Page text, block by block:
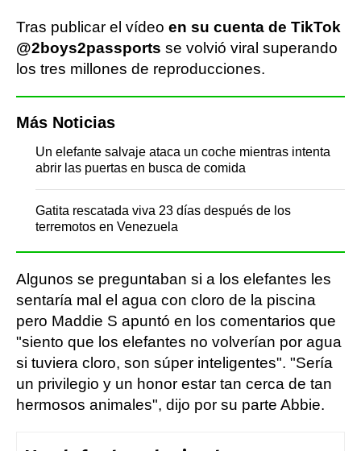
Tras publicar el vídeo en su cuenta de TikTok
@2boys2passports se volvió viral superando
los tres millones de reproducciones.
Más Noticias
Un elefante salvaje ataca un coche mientras intenta
abrir las puertas en busca de comida
Gatita rescatada viva 23 días después de los
terremotos en Venezuela
Algunos se preguntaban si a los elefantes les
sentaría mal el agua con cloro de la piscina
pero Maddie S apuntó en los comentarios que
"siento que los elefantes no volverían por agua
si tuviera cloro, son súper inteligentes". "Sería
un privilegio y un honor estar tan cerca de tan
hermosos animales", dijo por su parte Abbie.